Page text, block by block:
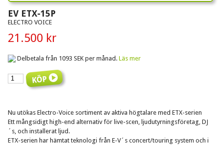
EV ETX-15P
ELECTRO VOICE
21.500 kr
Delbetala från 1093 SEK per månad. Läs mer
Nu utökas Electro-Voice sortiment av aktiva högtalare med ETX-serien
Ett mångsidigt high-end alternativ för live-scen, ljudutyrningsföretag, DJ
´s, och installerat ljud.
ETX-serien har hämtat teknologi från E-V´s concert/touring system och i